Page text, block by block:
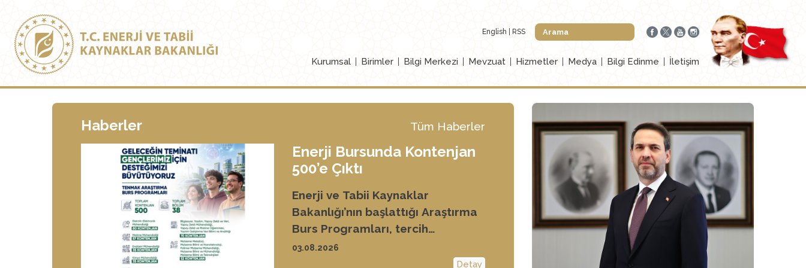
English RSS
Kurumsal Birimler Bilgi Merkezi Mevzuat Hizmetler Medya Bilgi Edinme İletişim
Haberler Tüm Haberler
Irak–Türkiye Ham Petrol
Boru Hattı’nın etkin kullanımını
sağlayacak bir yıllık anlaşmaya
varıldı.
Enerji Bursunda Kontenjan
500’e Çıktı
Enerji ve Tabii Kaynaklar
Bakanlığı’nın başlattığı Araştırma
Burs Programları, tercih
aşamasındaki öğrencilerde büyük
03.08.2026
Detay